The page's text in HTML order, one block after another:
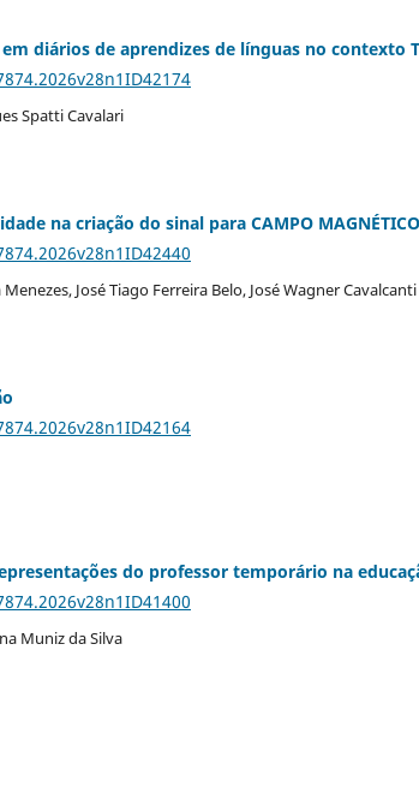
diários de aprendizes de línguas no contexto
Spatti Cavalari
na criação do sinal para CAMPO MAGNÉTICO
José Tiago Ferreira Belo, José Wagner
do professor temporário na
Muniz da Silva